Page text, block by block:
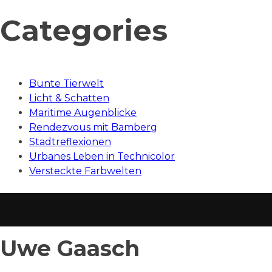
Categories
Bunte Tierwelt
Licht & Schatten
Maritime Augenblicke
Rendezvous mit Bamberg
Stadtreflexionen
Urbanes Leben in Technicolor
Versteckte Farbwelten
Uwe Gaasch